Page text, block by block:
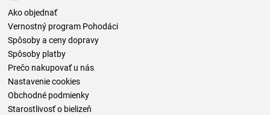
Ako objednať
Vernostný program Pohodáci
Spôsoby a ceny dopravy
Spôsoby platby
Prečo nakupovať u nás
Nastavenie cookies
Obchodné podmienky
Starostlivosť o bielizeň